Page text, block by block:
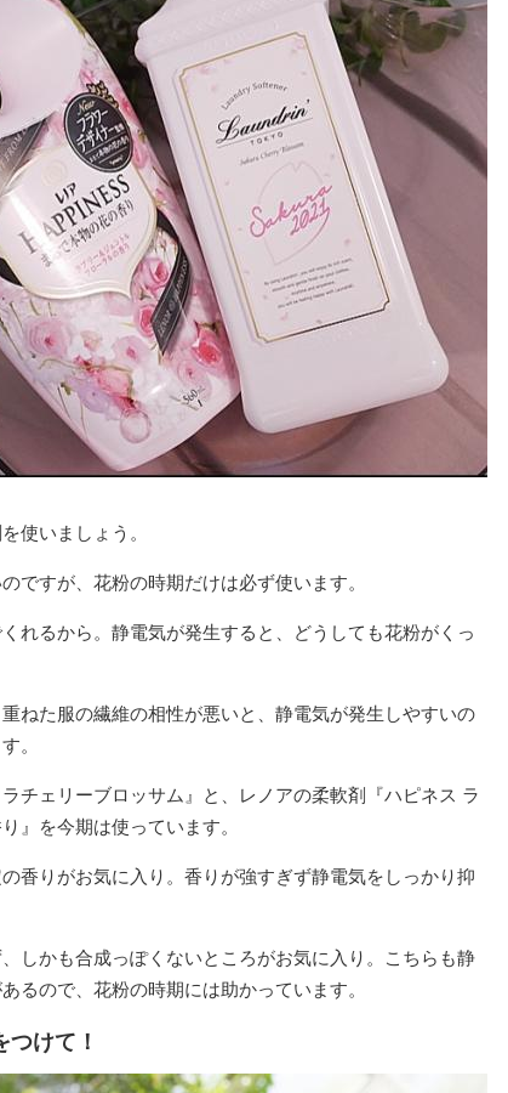
使いましょう。
ですが、花粉の時期だけは必ず使います。
れるから。静電気が発生すると、どうしても花粉がくっ
ねた服の繊維の相性が悪いと、静電気が発生しやすいの
。
チェリーブロッサム』と、レノアの柔軟剤『ハピネス ラ
』を今期は使っています。
香りがお気に入り。香りが強すぎず静電気をしっかり抑
しかも合成っぽくないところがお気に入り。こちらも静
るので、花粉の時期には助かっています。
けて！